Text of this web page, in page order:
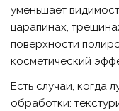
уменьшает
царапинах,
поверхности
косметический
Есть случаи, когда
обработки: